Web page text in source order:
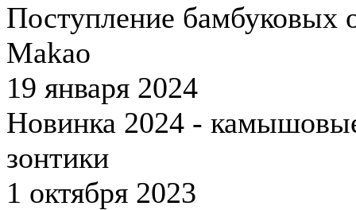
Поступление бамбуковых
Makao
19 января 2024
Новинка 2024 -
зонтики
1 октября 2023